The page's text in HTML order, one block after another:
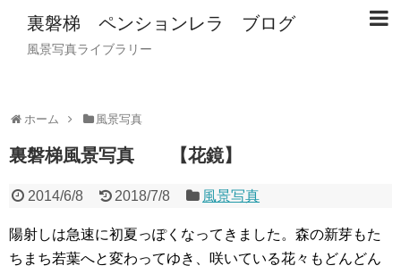
裏磐梯 ペンションレラ ブログ
風景写真ライブラリー
ホーム 風景写真
裏磐梯風景写真 【花鏡】
2014/6/8 2018/7/8 風景写真
陽射しは急速に初夏っぽくなってきました。森の新芽もた
ちまち若葉へと変わってゆき、咲いている花々もどんどん